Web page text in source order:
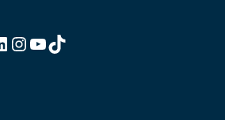
Instagram
YouTube
TikTok